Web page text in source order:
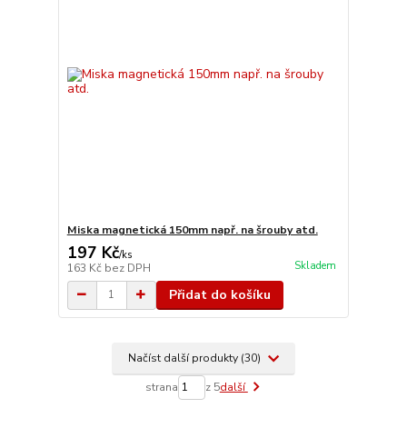
Miska magnetická 150mm např. na šrouby atd.
197 Kč/ks
163 Kč bez DPH Skladem
Přidat do košíku
Načíst další produkty (30)
strana z 5další